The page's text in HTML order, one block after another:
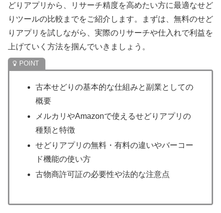
どりアプリから、リサーチ精度を高めたい方に最適なせど
りツールの比較までをご紹介します。まずは、無料のせど
りアプリを試しながら、実際のリサーチや仕入れで利益を
上げていく方法を掴んでいきましょう。
古本せどりの基本的な仕組みと副業としての
概要
メルカリやAmazonで使えるせどりアプリの
種類と特徴
せどりアプリの無料・有料の違いやバーコー
ド機能の使い方
古物商許可証の必要性や法的な注意点